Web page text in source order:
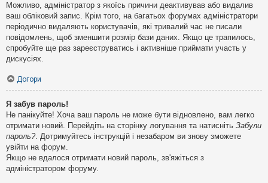
Можливо, адміністратор з якоїсь причини деактивував або видалив
ваш обліковий запис. Крім того, на багатьох форумах адміністратори
періодично видаляють користувачів, які тривалий час не писали
повідомлень, щоб зменшити розмір бази даних. Якщо це трапилось,
спробуйте ще раз зареєструватись і активніше приймати участь у
дискусіях.
Догори
Я забув пароль!
Не панікуйте! Хоча ваш пароль не може бути відновлено, вам легко
отримати новий. Перейдіть на сторінку логування та натисніть Забули
пароль?. Дотримуйтесь інструкцій і незабаром ви знову зможете
увійти на форум.
Якщо не вдалося отримати новий пароль, зв'яжіться з
адміністратором форуму.